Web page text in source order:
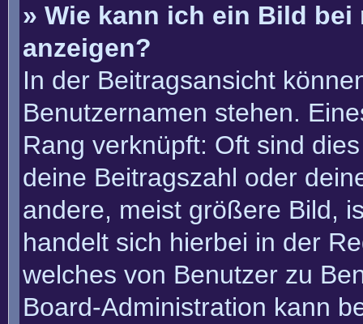
» Wie kann ich ein Bild bei
anzeigen?
In der Beitragsansicht
Benutzernamen stehen.
Rang verknüpft: Oft sind
deine Beitragszahl oder
andere, meist größere Bild,
handelt sich hierbei in der
welches von Benutzer zu
Board-Administration kann